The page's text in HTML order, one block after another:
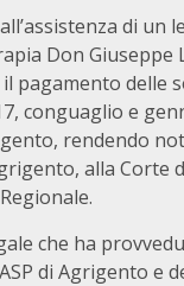
di un
Don Giuseppe
pagamento delle
conguaglio e
rendendo
alla Corte
che ha
di Agrigento e